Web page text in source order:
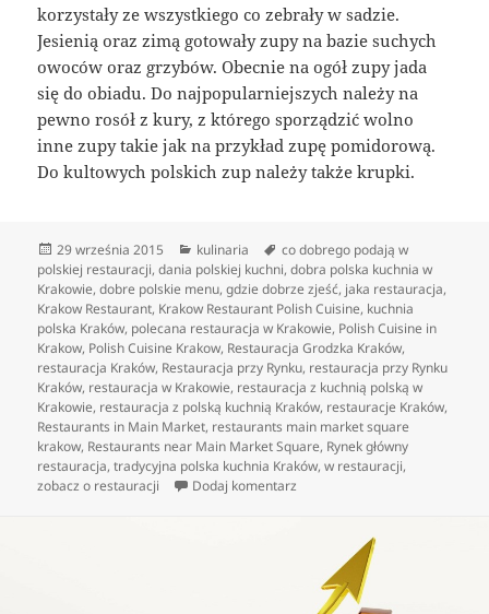
korzystały ze wszystkiego co zebrały w sadzie.
Jesienią oraz zimą gotowały zupy na bazie suchych
owoców oraz grzybów. Obecnie na ogół zupy jada
się do obiadu. Do najpopularniejszych należy na
pewno rosół z kury, z którego sporządzić wolno
inne zupy takie jak na przykład zupę pomidorową.
Do kultowych polskich zup należy także krupki.
Data
publikacji
29 września 2015 Kategorie
kulinaria Tagi
co dobrego podają w
polskiej restauracji,dania polskiej kuchni,dobra polska kuchnia w
Krakowie,dobre polskie menu,gdzie dobrze zjeść, jaka restauracja,
Krakow Restaurant, Krakow Restaurant Polish Cuisine, kuchnia
polska Kraków, polecana restauracja w Krakowie, Polish Cuisine in
Krakow, Polish Cuisine Krakow, Restauracja Grodzka Kraków,
restauracja Kraków, Restauracja przy Rynku, restauracja przy Rynku
Kraków, restauracja w Krakowie, restauracja z kuchnią polską w
Krakowie, restauracja z polską kuchnią Kraków, restauracje Kraków,
Restaurants in Main Market, restaurants main market square
krakow, Restaurants near Main Market Square, Rynek główny
restauracja,tradycyjna polska kuchnia Kraków,w restauracji,
zobacz o restauracji
Dodaj komentarz